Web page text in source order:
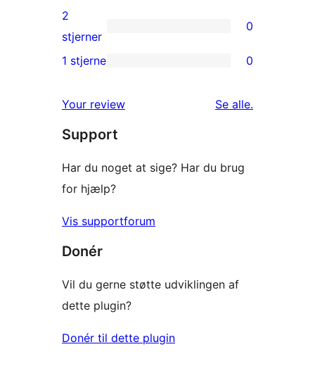
anmeldelser
3-
stjernet
anmeldelser
0
2-
anmeldelser
2
stjerner
0
stjernet
anmeldelser
1 stjerne 0
Your review Se alleanmeldelser
.
Support
Har du noget at sige? Har du brug
for hjælp?
Vis supportforum
Donér
Vil du gerne støtte udviklingen af
dette plugin?
Donér til dette plugin